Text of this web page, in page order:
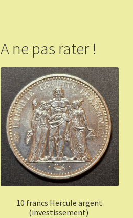
A ne pas rater !
10 francs Hercule argent
(investissement)